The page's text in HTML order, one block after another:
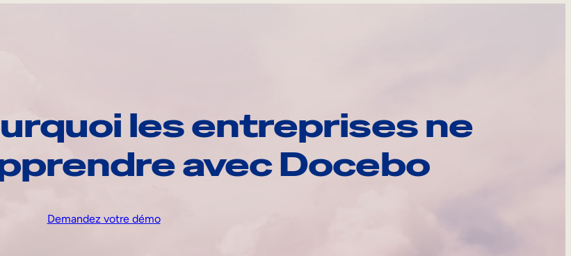
les entreprises ne
avec Docebo
Demandez votre démo